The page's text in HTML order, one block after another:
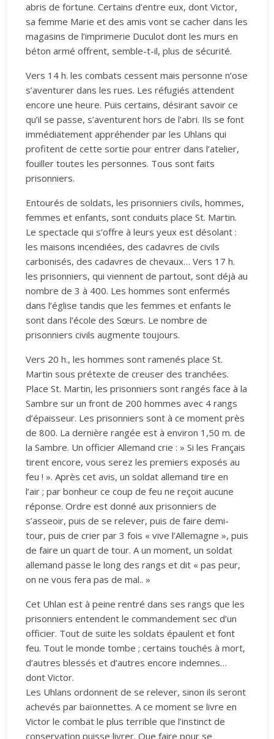
abris de fortune. Certains d’entre eux, dont Victor,
sa femme Marie et des amis vont se cacher dans les
magasins de l’imprimerie Duculot dont les murs en
béton armé offrent, semble-t-il, plus de sécurité.
Vers 14 h. les combats cessent mais personne n’ose
s’aventurer dans les rues. Les réfugiés attendent
encore une heure. Puis certains, désirant savoir ce
qu’il se passe, s’aventurent hors de l’abri. Ils se font
immédiatement appréhender par les Uhlans qui
profitent de cette sortie pour entrer dans l’atelier,
fouiller toutes les personnes. Tous sont faits
prisonniers.
Entourés de soldats, les prisonniers civils, hommes,
femmes et enfants, sont conduits place St. Martin.
Le spectacle qui s’offre à leurs yeux est désolant :
les maisons incendiées, des cadavres de civils
carbonisés, des cadavres de chevaux… Vers 17 h.
les prisonniers, qui viennent de partout, sont déjà au
nombre de 3 à 400. Les hommes sont enfermés
dans l’église tandis que les femmes et enfants le
sont dans l’école des Sœurs. Le nombre de
prisonniers civils augmente toujours.
Vers 20 h., les hommes sont ramenés place St.
Martin sous prétexte de creuser des tranchées.
Place St. Martin, les prisonniers sont rangés face à la
Sambre sur un front de 200 hommes avec 4 rangs
d’épaisseur. Les prisonniers sont à ce moment près
de 800. La dernière rangée est à environ 1,50 m. de
la Sambre. Un officier Allemand crie : » Si les Français
tirent encore, vous serez les premiers exposés au
feu ! ». Après cet avis, un soldat allemand tire en
l’air ; par bonheur ce coup de feu ne reçoit aucune
réponse. Ordre est donné aux prisonniers de
s’asseoir, puis de se relever, puis de faire demi-
tour, puis de crier par 3 fois « vive l’Allemagne », puis
de faire un quart de tour. A un moment, un soldat
allemand passe le long des rangs et dit « pas peur,
on ne vous fera pas de mal.. »
Cet Uhlan est à peine rentré dans ses rangs que les
prisonniers entendent le commandement sec d’un
officier. Tout de suite les soldats épaulent et font
feu. Tout le monde tombe ; certains touchés à mort,
d’autres blessés et d’autres encore indemnes…
dont Victor.
Les Uhlans ordonnent de se relever, sinon ils seront
achevés par baïonnettes. A ce moment se livre en
Victor le combat le plus terrible que l’instinct de
conservation puisse livrer. Que faire pour se